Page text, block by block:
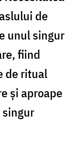
de
unul singur
fiind
de ritual
și aproape